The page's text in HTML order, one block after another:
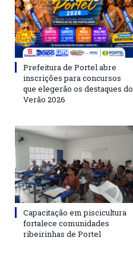
Prefeitura de Portel abre
inscrições para concursos
que elegerão os destaques do
Verão 2026
Capacitação em piscicultura
fortalece comunidades
ribeirinhas de Portel